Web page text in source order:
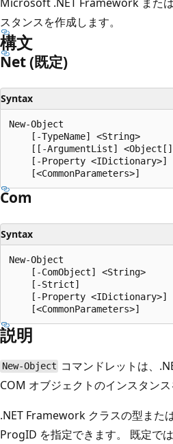
スタンスを作成します。
構文
Net (既定)
Syntax
New-Object
    [-TypeName] <String>
[[-ArgumentList]
    [-Property <IDictionary>]
Com
Syntax
New-Object
    [-ComObject] <String>
    [-Strict]
    [-Property <IDictionary>]
説明
New-Object コマンドレットは、
COM オブジェクトのインスタンス
.NET Framework クラスの型また
ProgID を指定できます。 既定で